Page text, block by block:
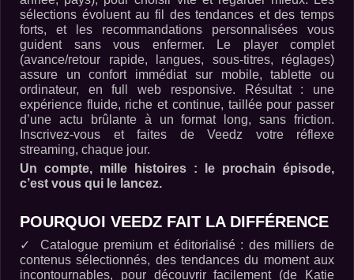
sélections évoluent au fil des tendances et des temps
forts, et les recommandations personnalisées vous
guident sans vous enfermer. Le player complet
(avance/retour rapide, langues, sous-titres, réglages)
assure un confort immédiat sur mobile, tablette ou
ordinateur, en full web responsive. Résultat : une
expérience fluide, riche et continue, taillée pour passer
d’une actu brûlante à un format long, sans friction.
Inscrivez-vous et faites de Veedz votre réflexe
streaming, chaque jour.
Un compte, mille histoires : le prochain épisode,
c’est vous qui le lancez.
POURQUOI VEEDZ FAIT LA DIFFÉRENCE
Catalogue premium et éditorialisé: des milliers de
contenus sélectionnés, des tendances du moment aux
incontournables, pour découvrir facilement (de Katie